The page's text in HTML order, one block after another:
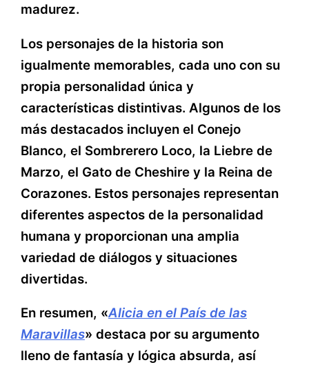
madurez.
Los personajes de la historia son
igualmente memorables, cada uno con su
propia personalidad única y
características distintivas. Algunos de los
más destacados incluyen el Conejo
Blanco, el Sombrerero Loco, la Liebre de
Marzo, el Gato de Cheshire y la Reina de
Corazones. Estos personajes representan
diferentes aspectos de la personalidad
humana y proporcionan una amplia
variedad de diálogos y situaciones
divertidas.
En resumen, «Alicia en el País de las
Maravillas» destaca por su argumento
lleno de fantasía y lógica absurda, así